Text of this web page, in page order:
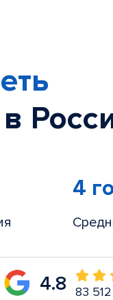
4
4.8 83